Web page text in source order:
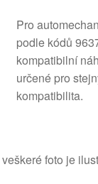
Pro
podle kódů
kompatibilní
určené pro
kompatibilita.
foto je